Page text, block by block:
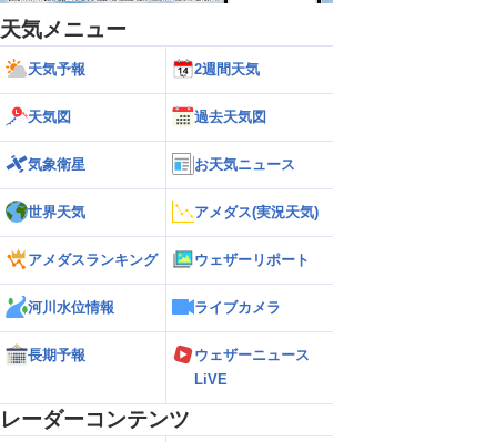
天気メニュー
天気予報 2週間天気
天気図 過去天気図
気象衛星 お天気ニュース
世界天気 アメダス(実況天気)
アメダスランキング ウェザーリポート
河川水位情報 ライブカメラ
長期予報
ウェザーニュース
LiVE
レーダーコンテンツ